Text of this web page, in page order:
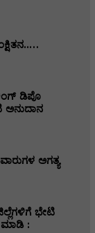
ಡಿಪೊ
ಅನುದಾನ
ಅಗತ್ಯ
ಭೇಟಿ
ಮಾಡಿ :